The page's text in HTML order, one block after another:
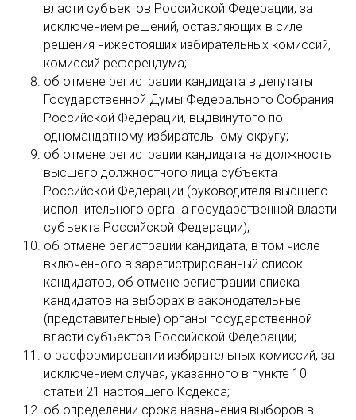
власти субъектов Российской Федерации, за
исключением решений, оставляющих в силе
решения нижестоящих избирательных комиссий,
комиссий референдума;
об отмене регистрации кандидата в депутаты
Государственной Думы Федерального Собрания
Российской Федерации, выдвинутого по
одномандатному избирательному округу;
об отмене регистрации кандидата на должность
высшего должностного лица субъекта
Российской Федерации (руководителя высшего
исполнительного органа государственной власти
субъекта Российской Федерации);
об отмене регистрации кандидата, в том числе
включенного в зарегистрированный список
кандидатов, об отмене регистрации списка
кандидатов на выборах в законодательные
(представительные) органы государственной
власти субъектов Российской Федерации;
о расформировании избирательных комиссий, за
исключением случая, указанного в пункте 10
статьи 21 настоящего Кодекса;
об определении срока назначения выборов в